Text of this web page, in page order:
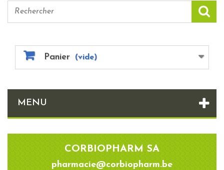
Panier (vide)
MENU
CORBIOPHARM SA
pharmacie@corbiopharm.be